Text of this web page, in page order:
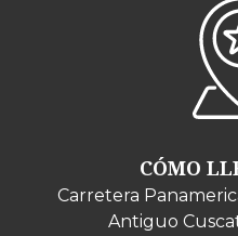
CÓMO
Carretera
Antiguo